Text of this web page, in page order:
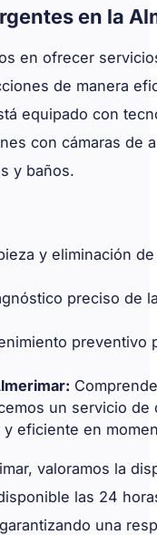
en la
en ofrecer
de manera
equipado con
con cámaras de
y baños.
y eliminación
preciso de
preventivo
un servicio de
eficiente en
valoramos la
las 24
una